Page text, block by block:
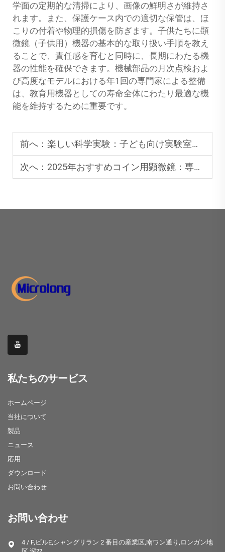
学面の定期的な清掃により、画像の鮮明さが維持さ
れます。また、保護ケース内での適切な保管は、ほ
こりの付着や物理的損傷を防ぎます。子供たちに顕
微鏡（子供用）機器の基本的な取り扱い手順を教え
ることで、責任感を育むと同時に、長期にわたる機
器の性能を確保できます。機械部品の月次点検およ
び高度なモデルにおける年1回の専門家による整備
は、教育用機器としての寿命全体にわたり最適な機
能を維持するために重要です。
前へ： 楽しい科学実験：子ども向け実験室での顕微鏡の活用法
次へ： 2025年おすすめコイン用顕微鏡：専門家が選んだトップ5
私たちのサービス
ホームページ
当社について
製品
ニュース
応用
ダウンロード
お問い合わせ
お問い合わせ
4 / F,ビルE,シャングリラン 2 番目の産業区,南ワン通り,ロンガン地